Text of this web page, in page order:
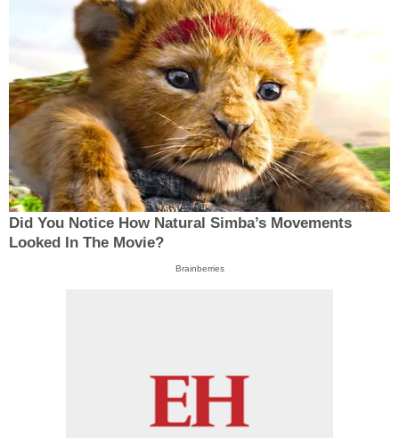
Did You Notice How Natural Simba’s Movements
Looked In The Movie?
Brainberries